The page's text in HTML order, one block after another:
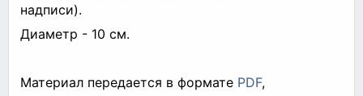
надписи).
Диаметр - 10 см.
Материал передается в формате PDF,